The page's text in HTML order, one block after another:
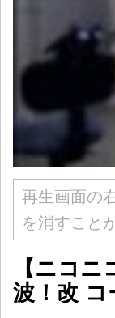
再生画面の
を消すこと
【ニコ
波！改 コ